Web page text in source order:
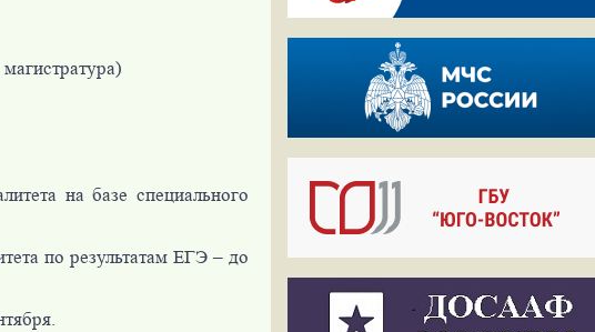
на базе специального
по результатам ЕГЭ – до